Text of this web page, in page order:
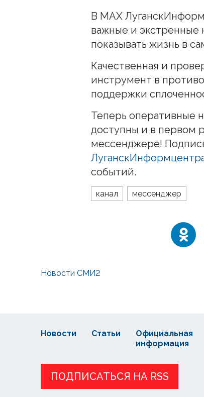
В MAX
важные и экстренные
показывать жизнь в
Качественная и
инструмент в
поддержки
Теперь оперативные
доступны и в первом
мессенджере!
событий.
канал мессенджер
Новости СМИ2
ПОДПИСАТЬСЯ НА RSS
Новости Статьи
Официальная
информация